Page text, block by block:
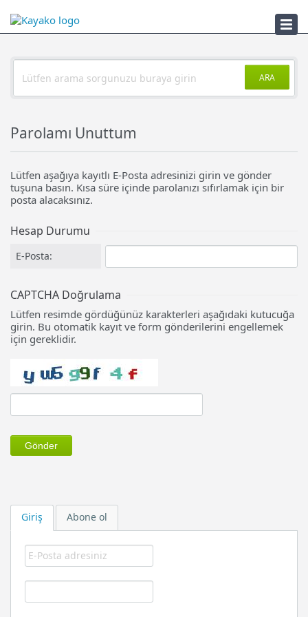
Sorun Çözücü
Giriş Abone ol
ARA
Parolamı Unuttum
Lütfen aşağıya kayıtlı E-Posta adresinizi girin ve gönder
tuşuna basın. Kısa süre içinde parolanızı sıfırlamak için bir
posta alacaksınız.
Hesap Durumu
E-Posta:
CAPTCHA Doğrulama
Lütfen resimde gördüğünüz karakterleri aşağıdaki kutucuğa
girin. Bu otomatik kayıt ve form gönderilerini engellemek
için gereklidir.